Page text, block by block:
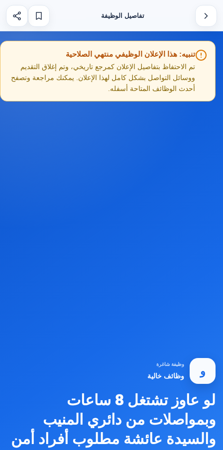
تفاصيل الوظيفة
تنبيه: هذا الإعلان الوظيفي منتهي الصلاحية
تم الاحتفاظ بتفاصيل الإعلان كمرجع تاريخي، وتم إغلاق التقديم
ووسائل التواصل بشكل كامل لهذا الإعلان. يمكنك مراجعة وتصفح
أحدث الوظائف المتاحة أسفله.
و
وظيفة شاغرة
وظائف خالية
لو عاوز تشتغل 8 ساعات
وبمواصلات من دائري المنيب
والسيدة عائشة مطلوب أفراد أمن